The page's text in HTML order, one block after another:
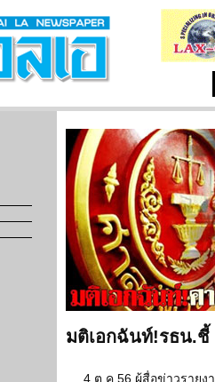
มติเอกฉันท์!รธน.ชี้
4 ต.ค.56 ผู้สื่อข่าวรายง